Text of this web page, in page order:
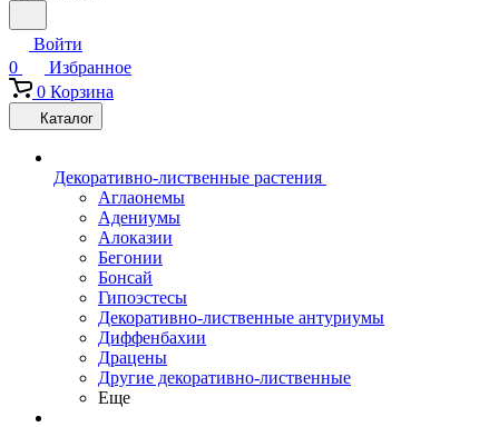
Войти
0
Избранное
0 Корзина
Каталог
Декоративно-лиственные растения
Аглаонемы
Адениумы
Алоказии
Бегонии
Бонсай
Гипоэстесы
Декоративно-лиственные антуриумы
Диффенбахии
Драцены
Другие декоративно-лиственные
Еще